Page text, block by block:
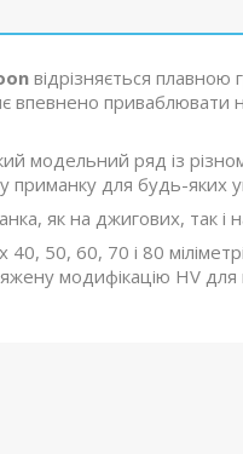
відрізняється
впевнено приваблювати
модельний ряд із
приманку для будь-яких
як на джигових, так і
50, 60, 70 і 80
модифікацію HV